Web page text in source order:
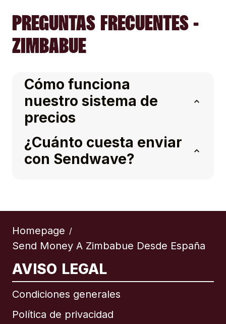
PREGUNTAS FRECUENTES -
ZIMBABUE
Cómo funciona
nuestro sistema de
precios
¿Cuánto cuesta enviar
con Sendwave?
Homepage /
Send Money A Zimbabue Desde España
AVISO LEGAL
Condiciones generales
Política de privacidad